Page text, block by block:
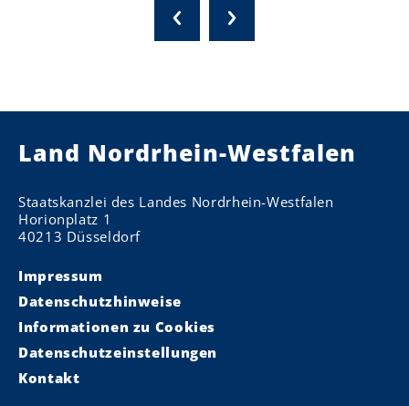
Land Nordrhein-Westfalen
Staatskanzlei des Landes Nordrhein-Westfalen
Horionplatz 1
40213 Düsseldorf
Impressum
Datenschutzhinweise
Informationen zu Cookies
Datenschutzeinstellungen
Kontakt